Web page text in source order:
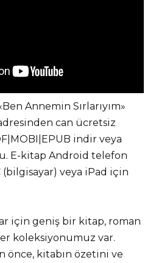
Annemin Sırlarıyım»
can ücretsiz
indir veya
E-kitap Android telefon
(bilgisayar) veya iPad için
için geniş bir kitap, roman
koleksiyonumuz var.
önce, kitabın özetini ve